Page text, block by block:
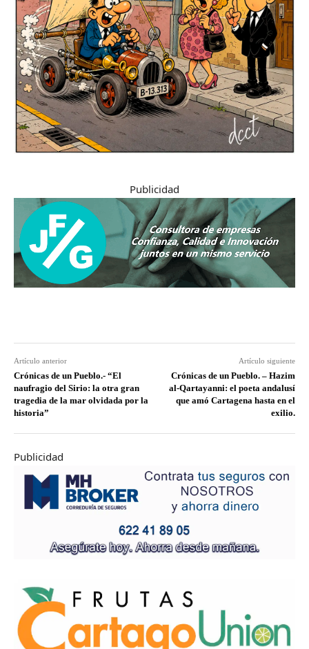
Publicidad
Artículo anterior
Crónicas de un Pueblo.- “El
naufragio del Sirio: la otra gran
tragedia de la mar olvidada por la
historia”
Artículo siguiente
Crónicas de un Pueblo. – Hazim
al-Qartayanni: el poeta andalusí
que amó Cartagena hasta en el
exilio.
Publicidad